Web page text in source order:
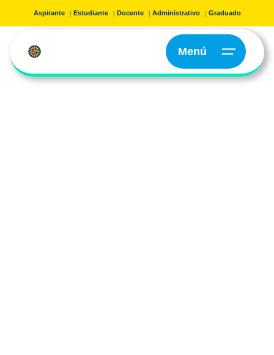
Aspirante Estudiante Docente Administrativo Graduado
Menú